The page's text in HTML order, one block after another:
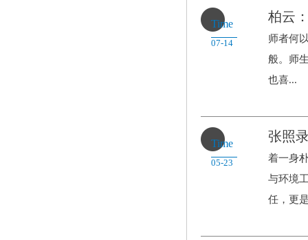
Time
07-14
柏云
师者何
般。师
也喜...
Time
05-23
张照
着一身
与环境
任，更